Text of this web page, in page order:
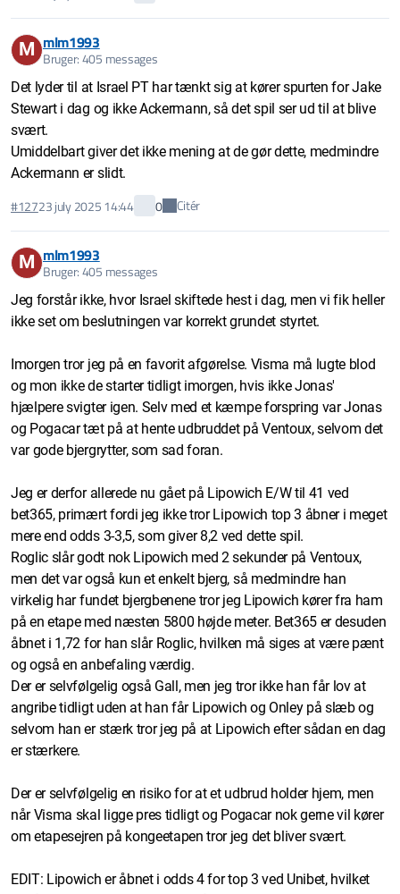
M mlm1993
Bruger: 405 messages
Det lyder til at Israel PT har tænkt sig at kører spurten for Jake
Stewart i dag og ikke Ackermann, så det spil ser ud til at blive
svært.
Umiddelbart giver det ikke mening at de gør dette, medmindre
Ackermann er slidt.
#12723 july 2025 14:44 0 Citér
M mlm1993
Bruger: 405 messages
Jeg forstår ikke, hvor Israel skiftede hest i dag, men vi fik heller
ikke set om beslutningen var korrekt grundet styrtet.
Imorgen tror jeg på en favorit afgørelse. Visma må lugte blod
og mon ikke de starter tidligt imorgen, hvis ikke Jonas'
hjælpere svigter igen. Selv med et kæmpe forspring var Jonas
og Pogacar tæt på at hente udbruddet på Ventoux, selvom det
var gode bjergrytter, som sad foran.
Jeg er derfor allerede nu gået på Lipowich E/W til 41 ved
bet365, primært fordi jeg ikke tror Lipowich top 3 åbner i meget
mere end odds 3-3,5, som giver 8,2 ved dette spil.
Roglic slår godt nok Lipowich med 2 sekunder på Ventoux,
men det var også kun et enkelt bjerg, så medmindre han
virkelig har fundet bjergbenene tror jeg Lipowich kører fra ham
på en etape med næsten 5800 højde meter. Bet365 er desuden
åbnet i 1,72 for han slår Roglic, hvilken må siges at være pænt
og også en anbefaling værdig.
Der er selvfølgelig også Gall, men jeg tror ikke han får lov at
angribe tidligt uden at han får Lipowich og Onley på slæb og
selvom han er stærk tror jeg på at Lipowich efter sådan en dag
er stærkere.
Der er selvfølgelig en risiko for at et udbrud holder hjem, men
når Visma skal ligge pres tidligt og Pogacar nok gerne vil kører
om etapesejren på kongeetapen tror jeg det bliver svært.
EDIT: Lipowich er åbnet i odds 4 for top 3 ved Unibet, hvilket